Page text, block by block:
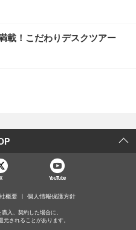
載！こだわりデスクツアー
X YouTube
概要 個人情報保護方針
入、契約した場合に、
されることがあります。